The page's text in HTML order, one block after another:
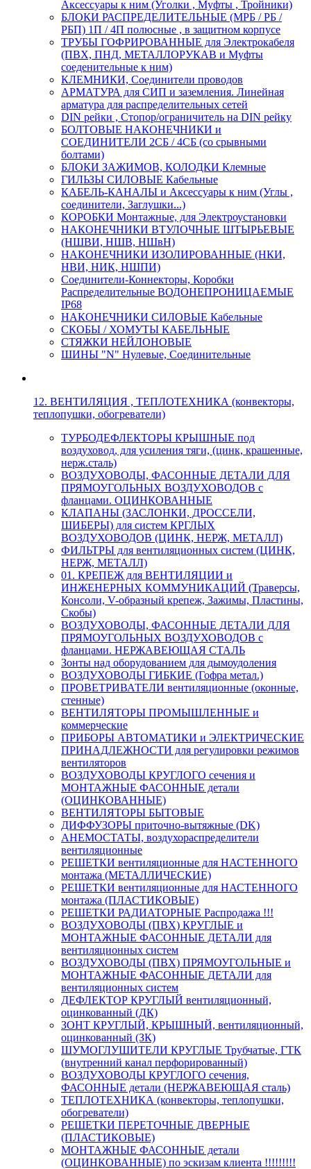
Аксессуары к ним (Уголки , Муфты , Тройники)
БЛОКИ РАСПРЕДЕЛИТЕЛЬНЫЕ (МРБ / РБ /
РБП) 1П / 4П полюсные , в защитном корпусе
ТРУБЫ ГОФРИРОВАННЫЕ для Электрокабеля
(ПВХ, ПНД, МЕТАЛЛОРУКАВ и Муфты
соеденительные к ним)
КЛЕМНИКИ, Соединители проводов
АРМАТУРА для СИП и заземления. Линейная
арматура для распределительных сетей
DIN рейки , Стопор/ограничитель на DIN рейку
БОЛТОВЫЕ НАКОНЕЧНИКИ и
СОЕДИНИТЕЛИ 2СБ / 4СБ (со срывными
болтами)
БЛОКИ ЗАЖИМОВ, КОЛОДКИ Клемные
ГИЛЬЗЫ СИЛОВЫЕ Кабельные
КАБЕЛЬ-КАНАЛЫ и Аксессуары к ним (Углы ,
соединители, Заглушки...)
КОРОБКИ Монтажные, для Электроустановки
НАКОНЕЧНИКИ ВТУЛОЧНЫЕ ШТЫРЬЕВЫЕ
(НШВИ, НШВ, НШвН)
НАКОНЕЧНИКИ ИЗОЛИРОВАННЫЕ (НКИ,
НВИ, НИК, НШПИ)
Соединители-Коннекторы, Коробки
Распределительные ВОДОНЕПРОНИЦАЕМЫЕ
IP68
НАКОНЕЧНИКИ СИЛОВЫЕ Кабельные
СКОБЫ / ХОМУТЫ КАБЕЛЬНЫЕ
СТЯЖКИ НЕЙЛОНОВЫЕ
ШИНЫ "N" Нулевые, Соединительные
12. ВЕНТИЛЯЦИЯ , ТЕПЛОТЕХНИКА (конвекторы,
теплопушки, обогреватели)
ТУРБОДЕФЛЕКТОРЫ КРЫШНЫЕ под
воздуховод, для усиления тяги, (цинк, крашенные,
нерж.сталь)
ВОЗДУХОВОДЫ, ФАСОННЫЕ ДЕТАЛИ ДЛЯ
ПРЯМОУГОЛЬНЫХ ВОЗДУХОВОДОВ с
фланцами. ОЦИНКОВАННЫЕ
КЛАПАНЫ (ЗАСЛОНКИ, ДРОССЕЛИ,
ШИБЕРЫ) для систем КРГЛЫХ
ВОЗДУХОВОДОВ (ЦИНК, НЕРЖ, МЕТАЛЛ)
ФИЛЬТРЫ для вентиляционных систем (ЦИНК,
НЕРЖ, МЕТАЛЛ)
01. КРЕПЕЖ для ВЕНТИЛЯЦИИ и
ИНЖЕНЕРНЫХ КОММУНИКАЦИЙ (Траверсы,
Консоли, V-образный крепеж, Зажимы, Пластины,
Скобы)
ВОЗДУХОВОДЫ, ФАСОННЫЕ ДЕТАЛИ ДЛЯ
ПРЯМОУГОЛЬНЫХ ВОЗДУХОВОДОВ с
фланцами. НЕРЖАВЕЮЩАЯ СТАЛЬ
Зонты над оборудованием для дымоудоления
ВОЗДУХОВОДЫ ГИБКИЕ (Гофра метал.)
ПРОВЕТРИВАТЕЛИ вентиляционные (оконные,
стенные)
ВЕНТИЛЯТОРЫ ПРОМЫШЛЕННЫЕ и
коммерческие
ПРИБОРЫ АВТОМАТИКИ и ЭЛЕКТРИЧЕСКИЕ
ПРИНАДЛЕЖНОСТИ для регулировки режимов
вентиляторов
ВОЗДУХОВОДЫ КРУГЛОГО сечения и
МОНТАЖНЫЕ ФАСОННЫЕ детали
(ОЦИНКОВАННЫЕ)
ВЕНТИЛЯТОРЫ БЫТОВЫЕ
ДИФФУЗОРЫ приточно-вытяжные (DK)
АНЕМОСТАТЫ, воздухораспределители
вентиляционные
РЕШЕТКИ вентиляционные для НАСТЕННОГО
монтажа (МЕТАЛЛИЧЕСКИЕ)
РЕШЕТКИ вентиляционные для НАСТЕННОГО
монтажа (ПЛАСТИКОВЫЕ)
РЕШЕТКИ РАДИАТОРНЫЕ Распродажа !!!
ВОЗДУХОВОДЫ (ПВХ) КРУГЛЫЕ и
МОНТАЖНЫЕ ФАСОННЫЕ ДЕТАЛИ для
вентиляционных систем
ВОЗДУХОВОДЫ (ПВХ) ПРЯМОУГОЛЬНЫЕ и
МОНТАЖНЫЕ ФАСОННЫЕ ДЕТАЛИ для
вентиляционных систем
ДЕФЛЕКТОР КРУГЛЫЙ вентиляционный,
оцинкованный (ДК)
ЗОНТ КРУГЛЫЙ, КРЫШНЫЙ, вентиляционный,
оцинкованный (ЗК)
ШУМОГЛУШИТЕЛИ КРУГЛЫЕ Трубчатые, ГТК
(внутренний канал перфорированный)
ВОЗДУХОВОДЫ КРУГЛОГО сечения,
ФАСОННЫЕ детали (НЕРЖАВЕЮЩАЯ сталь)
ТЕПЛОТЕХНИКА (конвекторы, теплопушки,
обогреватели)
РЕШЕТКИ ПЕРЕТОЧНЫЕ ДВЕРНЫЕ
(ПЛАСТИКОВЫЕ)
МОНТАЖНЫЕ ФАСОННЫЕ детали
(ОЦИНКОВАННЫЕ) по эскизам клиента !!!!!!!!!